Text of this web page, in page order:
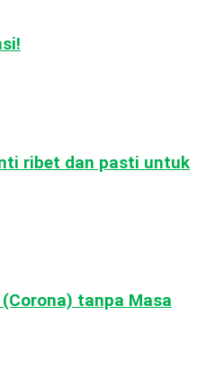
ribet dan pasti untuk
tanpa Masa